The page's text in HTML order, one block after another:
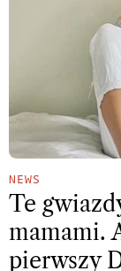
NEWS
Te
mamami.
pierwszy